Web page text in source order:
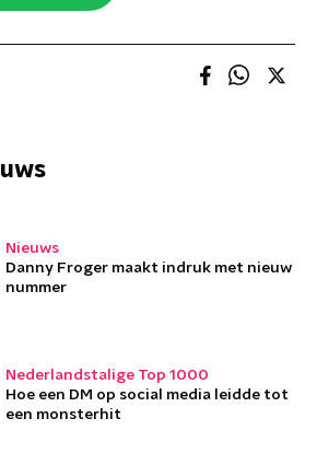
Nieuws
Danny Froger maakt indruk met nieuw
nummer
Nederlandstalige Top 1000
Hoe een DM op social media leidde tot
een monsterhit